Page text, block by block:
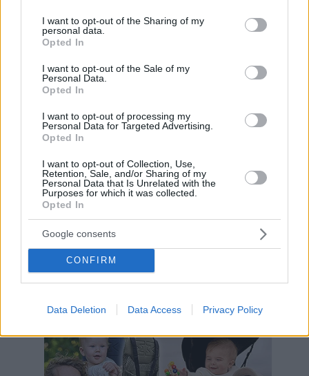
not limited to your visit or usage behaviour. You may click to
grant or deny consent to Google and its third-party tags to
use your data for below specified purposes in below Google
consent section.
I want to opt-out of the Sharing of my
personal data.
Opted In
I want to opt-out of the Sale of my
Personal Data.
Opted In
I want to opt-out of processing my
Personal Data for Targeted Advertising.
Opted In
I want to opt-out of Collection, Use,
Retention, Sale, and/or Sharing of my
Personal Data that Is Unrelated with the
Purposes for which it was collected.
Opted In
Google consents
CONFIRM
Data Deletion Data Access Privacy Policy